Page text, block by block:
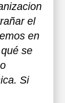
el
en
se
Si